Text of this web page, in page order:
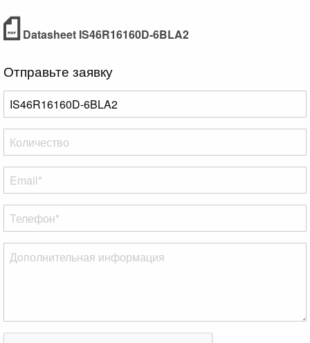
Datasheet IS46R16160D-6BLA2
Отправьте заявку